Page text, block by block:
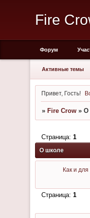
Fire
Форум
Активные темы
Привет, Гость!
» Fire Crow » О
О школе
Страница: 1
Как и для
Страница: 1